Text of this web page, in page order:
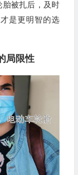
被扎后，及时
是更明智的选
局限性